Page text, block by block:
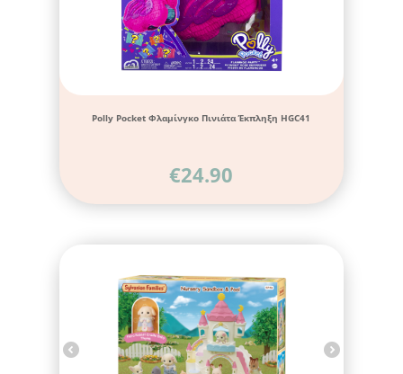
Polly Pocket Φλαμίνγκο Πινιάτα Έκπληξη HGC41
€24.90